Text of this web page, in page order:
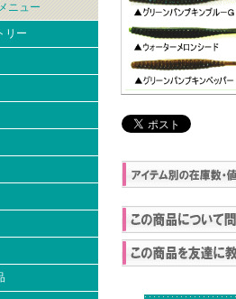
ニュー
リー